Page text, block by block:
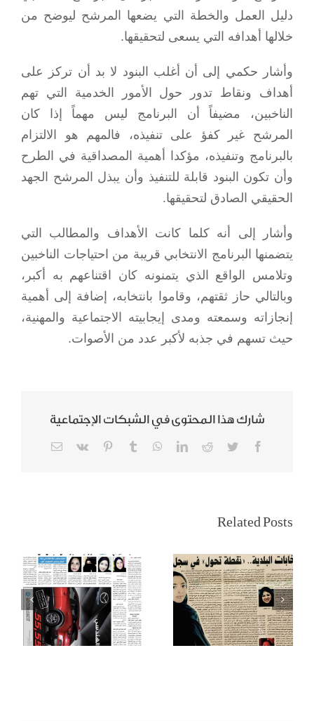
دليل العمل والخطة التي يضعها المرشح ليوضح من
خلالها أهدافه التي يسعى لتحقيقها.
وأشار حكمي إلى أن أغلب البنود لا بد أن تركز على
أهداف ونقاط تدور حول الأمور الخدمية التي تهم
الناخبين، مضيفاً أن البرنامج ليس مهماً إذا كان
المرشح غير كفؤ على تنفيذه، فالمهم هو الالتزام
بالبرنامج وتنفيذه، مؤكدا أهمية المصداقية في الطرح
وأن تكون البنود قابلة للتنفيذ وأن يبذل المرشح الجهد
الحقيقي الصادق لتحقيقها.
وأشار إلى أنه كلما كانت الأهداف والمطالب التي
يتضمنها البرنامج الانتخابي قريبة من احتياجات الناخبين
وتلامس الواقع الذي يتمنونه كان اقتناعهم به أكبر،
وبالتالي حاز ثقتهم، وقاموا بانتخابه، إضافة إلى أهمية
إنجازاته وسمعته ومدى إيجابيته الاجتماعية والمهنية،
حيث تسهم في جذبه لأكبر عدد من الأصوات.
شارك هذا المحتوى في الشبكات الإجتماعية
Facebook
Twitter
Reddit
LinkedIn
WhatsApp
Tumblr
Pinterest
Vk
Email
Related Posts
من أغلى ملك
المجالس البلدية